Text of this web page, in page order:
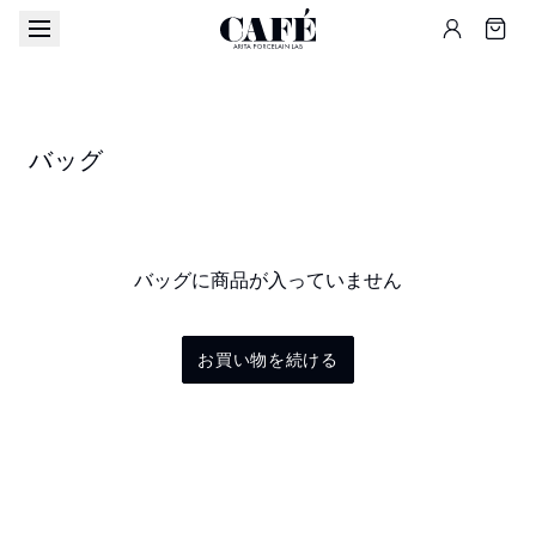
バッグ
バッグに商品が入っていません
お買い物を続ける